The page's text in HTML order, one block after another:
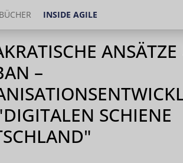
BÜCHER INSIDE AGILE
–
SCHIENE